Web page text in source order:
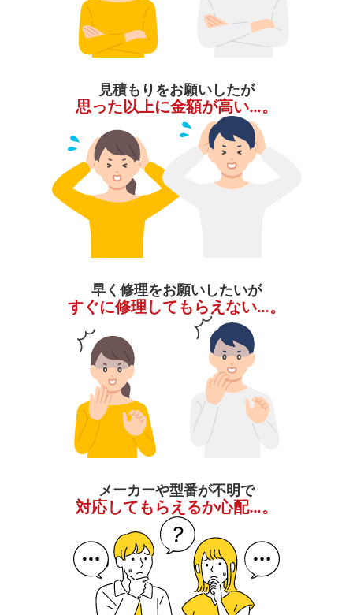
見積もりをお願いしたが
思った以上に金額が高い…。
早く修理をお願いしたいが
すぐに修理してもらえない…。
メーカーや型番が不明で
対応してもらえるか心配…。